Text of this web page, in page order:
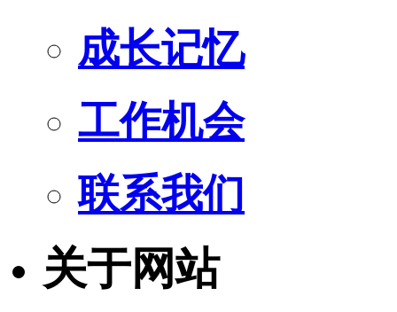
成长记忆
工作机会
联系我们
关于网站